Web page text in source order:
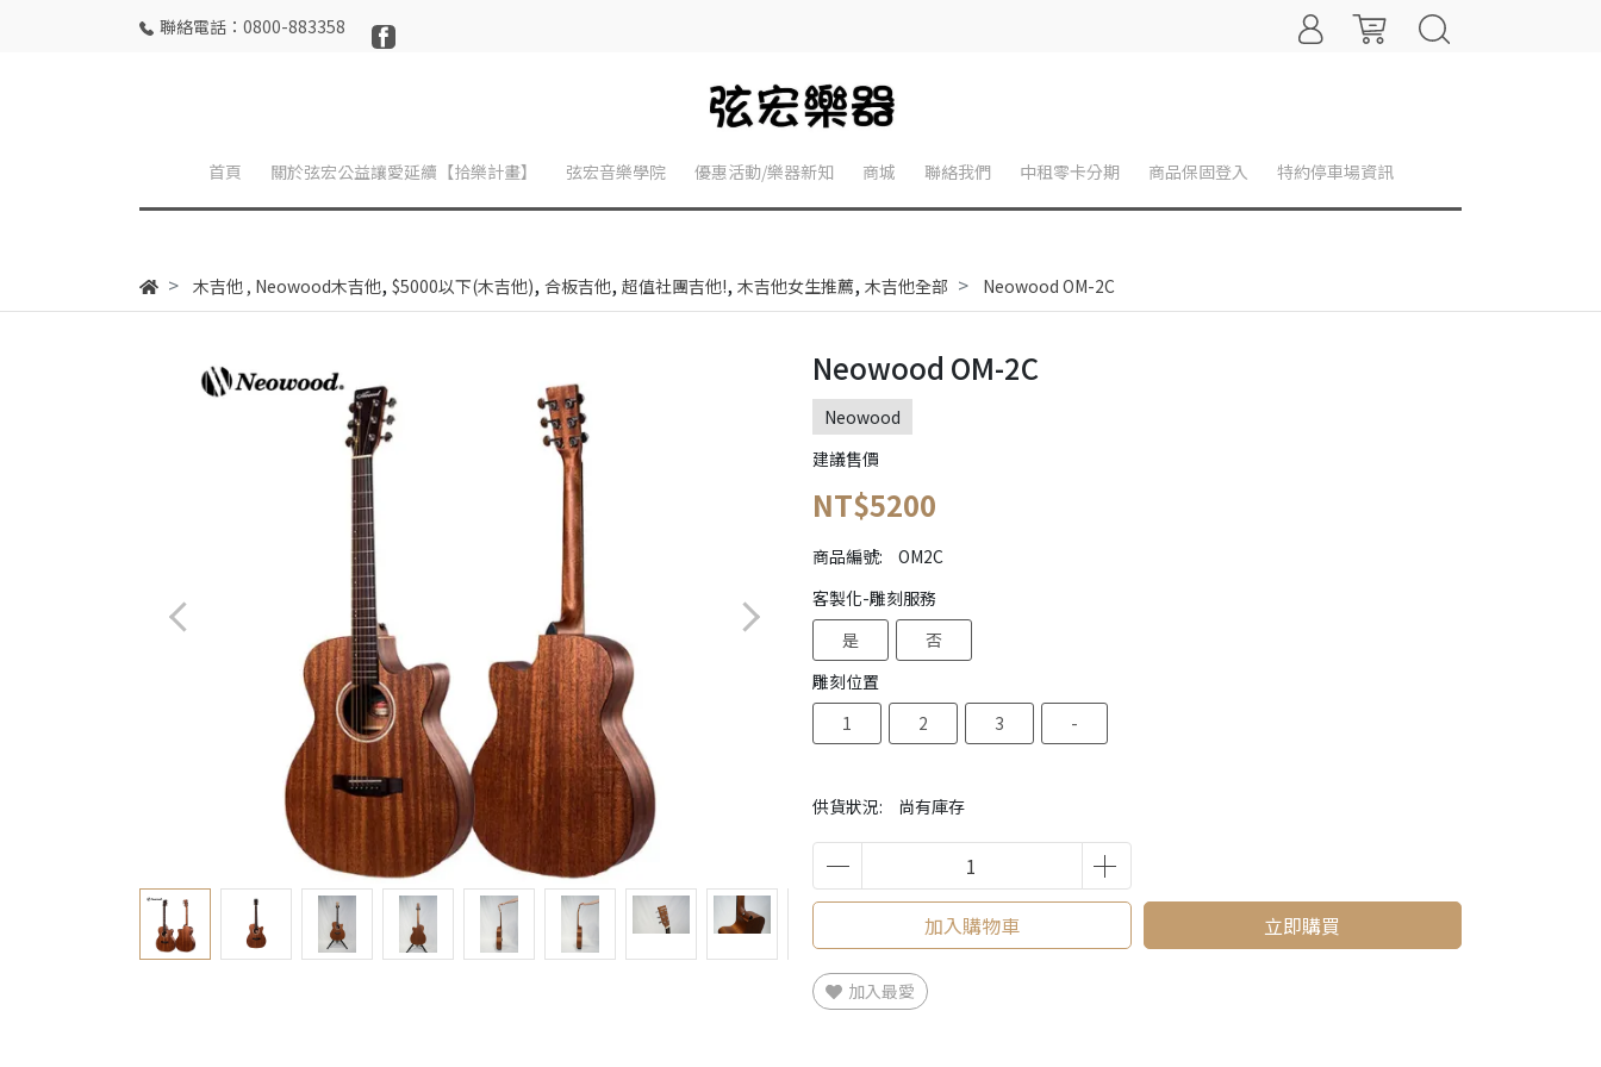
聯絡電話：0800-883358
首頁 關於弦宏公益讓愛延續【拾樂計畫】 弦宏音樂學院 優惠活動/樂器新知 商城 聯絡我們 中租零卡分期 商品保固登入 特約停車場資訊
木吉他, Neowood木吉他, $5000以下(木吉他), 合板吉他, 超值社團吉他!, 木吉他女生推薦, 木吉他全部 Neowood OM-2C
Neowood OM-2C
Neowood
建議售價
NT$5200
商品編號: OM2C
供貨狀況: 尚有庫存
客製化-雕刻服務
是
否
雕刻位置
1
2 3 -
加入購物車 立即購買
加入最愛